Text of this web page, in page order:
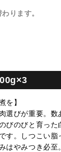
ります。
を】
選びが重要。
びのびと育っ
す。しつこい
はやみつき必至。